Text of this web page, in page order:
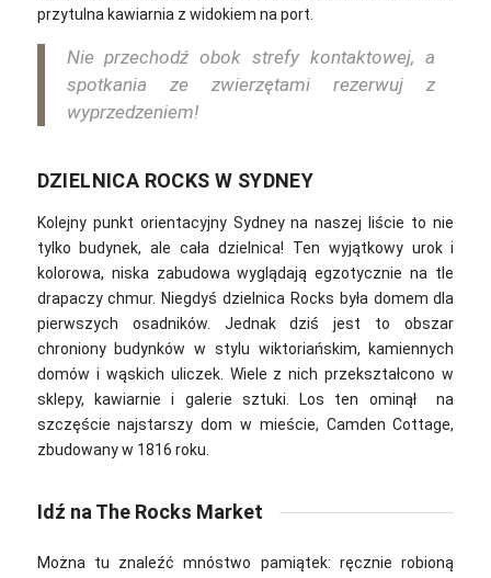
przytulna kawiarnia z widokiem na port.
Nie przechodź obok strefy kontaktowej, a
spotkania ze zwierzętami rezerwuj z
wyprzedzeniem!
DZIELNICA ROCKS W SYDNEY
Kolejny punkt orientacyjny Sydney na naszej liście to nie
tylko budynek, ale cała dzielnica! Ten wyjątkowy urok i
kolorowa, niska zabudowa wyglądają egzotycznie na tle
drapaczy chmur. Niegdyś dzielnica Rocks była domem dla
pierwszych osadników. Jednak dziś jest to obszar
chroniony budynków w stylu wiktoriańskim, kamiennych
domów i wąskich uliczek. Wiele z nich przekształcono w
sklepy, kawiarnie i galerie sztuki. Los ten ominął na
szczęście najstarszy dom w mieście, Camden Cottage,
zbudowany w 1816 roku.
Idź na The Rocks Market
Można tu znaleźć mnóstwo pamiątek: ręcznie robioną